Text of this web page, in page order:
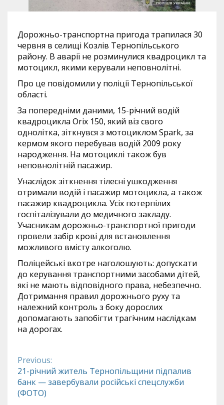
Дорожньо-транспортна пригода трапилася 30
червня в селищі Козлів Тернопільського
району. В аварії не розминулися квадроцикл та
мотоцикл, якими керували неповнолітні.
Про це повідомили у поліції Тернопільської
області.
За попередніми даними, 15-річний водій
квадроцикла Orix 150, який віз свого
однолітка, зіткнувся з мотоциклом Spark, за
кермом якого перебував водій 2009 року
народження. На мотоциклі також був
неповнолітній пасажир.
Унаслідок зіткнення тілесні ушкодження
отримали водій і пасажир мотоцикла, а також
пасажир квадроцикла. Усіх потерпілих
госпіталізували до медичного закладу.
Учасникам дорожньо-транспортної пригоди
провели забір крові для встановлення
можливого вмісту алкоголю.
Поліцейські вкотре наголошують: допускати
до керування транспортними засобами дітей,
які не мають відповідного права, небезпечно.
Дотримання правил дорожнього руху та
належний контроль з боку дорослих
допомагають запобігти трагічним наслідкам
на дорогах.
Continue
Reading
Previous:
21-річний житель Тернопільщини підпалив
банк — завербували російські спецслужби
(ФОТО)